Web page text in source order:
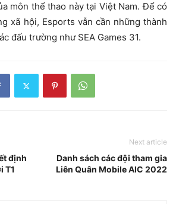
môn thể thao này tại Việt Nam. Để có
xã hội, Esports vẫn cần những thành
đấu trường như SEA Games 31.
định
T1
Next article
Danh sách các đội tham gia
Liên Quân Mobile AIC 2022